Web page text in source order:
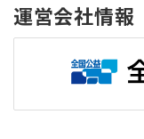
運営会社情報